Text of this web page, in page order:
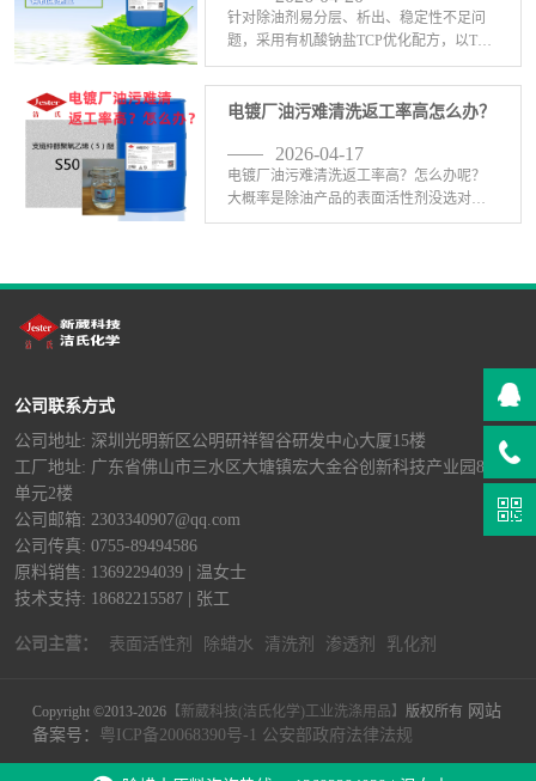
针对除油剂易分层、析出、稳定性不足问
题，采用有机酸钠盐TCP优化配方，以TCP
直接替换常规碱与传统盐类。TCP兼具良
好螯合、分散及增溶性能，大幅提升体系
相容性，有效抑制分层、盐析与沉淀，耐
电镀厂油污难清洗返工率高怎么办？
2026-04-17
电镀厂油污难清洗返工率高？怎么办呢？
大概率是除油产品的表面活性剂没选对！
不管是除油粉还是除油剂，表面活性剂的
打折扣，仲醇S50（ <-查看详情>
公司联系方式
公司地址: 深圳光明新区公明研祥智谷研发中心大厦15楼
工厂地址: 广东省佛山市三水区大塘镇宏大金谷创新科技产业园8栋B
单元2楼
公司邮箱: 2303340907@qq.com
公司传真: 0755-89494586
原料销售: 13692294039 | 温女士
技术支持: 18682215587 | 张工
公司主营： 表面活性剂 除蜡水 清洗剂 渗透剂 乳化剂
Copyright ©2013-2026 【新葳科技(洁氏化学)工业洗涤用品】 版权所有 网站
备案号： 粤ICP备20068390号-1 公安部政府法律法规